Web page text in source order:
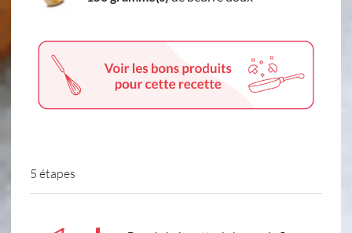
5 étapes